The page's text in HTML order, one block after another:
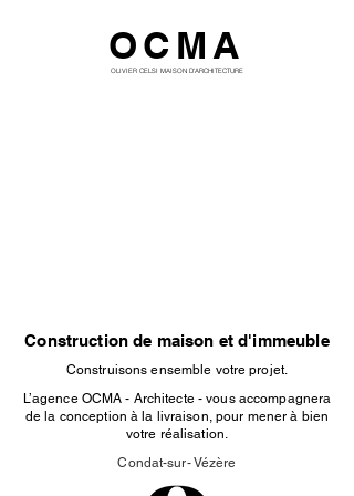
OCMA
OLIVIER CELSI MAISON D'ARCHITECTURE
Construction de maison et d'immeuble
Construisons ensemble votre projet.
L’agence OCMA - Architecte - vous accompagnera
de la conception à la livraison, pour mener à bien
votre réalisation.
Condat-sur- Vézère